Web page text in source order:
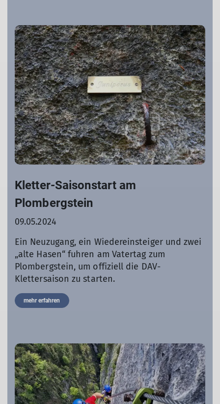
Kletter-Saisonstart am
Plombergstein
09.05.2024
Ein Neuzugang, ein Wiedereinsteiger und zwei
„alte Hasen“ fuhren am Vatertag zum
Plombergstein, um offiziell die DAV-
Klettersaison zu starten.
mehr erfahren